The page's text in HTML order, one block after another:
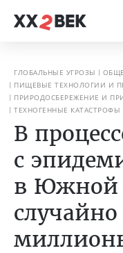
ГЛОБАЛЬНЫЕ УГРОЗЫ
ПИЩЕВЫЕ ТЕХНОЛОГИИ И
ПРИРОДОСБЕРЕЖЕНИЕ И
ТЕХНОГЕННЫЕ КАТАСТРОФЫ
В
с
в Южной